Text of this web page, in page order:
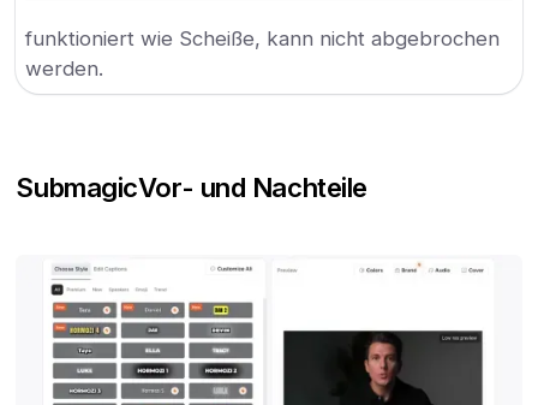
funktioniert wie Scheiße, kann nicht abgebrochen
werden.
SubmagicVor- und Nachteile